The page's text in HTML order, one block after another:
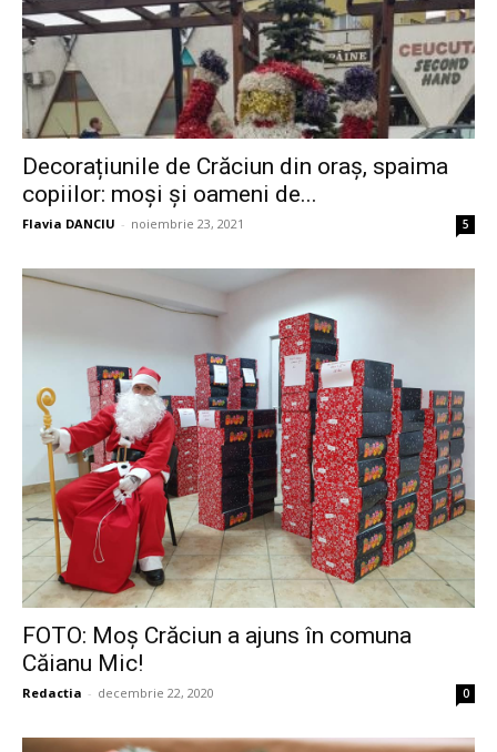
Decorațiunile de Crăciun din oraș, spaima
copiilor: moși și oameni de...
Flavia DANCIU - noiembrie 23, 2021 5
FOTO: Moș Crăciun a ajuns în comuna
Căianu Mic!
Redactia - decembrie 22, 2020 0